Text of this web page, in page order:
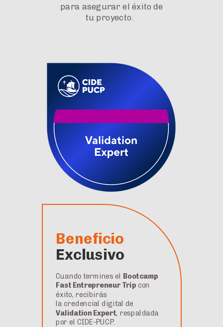
para asegurar el éxito de
tu proyecto.
Cuando termines el Bootcamp
Fast Entrepreneur Trip con
éxito, recibirás
la credencial digital de
Validation Expert, respaldada
por el CIDE-PUCP.
Beneficio
Exclusivo